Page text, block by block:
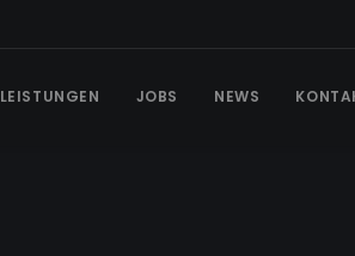
LEISTUNGEN JOBS NEWS